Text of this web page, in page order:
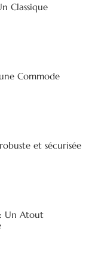
Classique
Commode
et sécurisée
: Un Atout